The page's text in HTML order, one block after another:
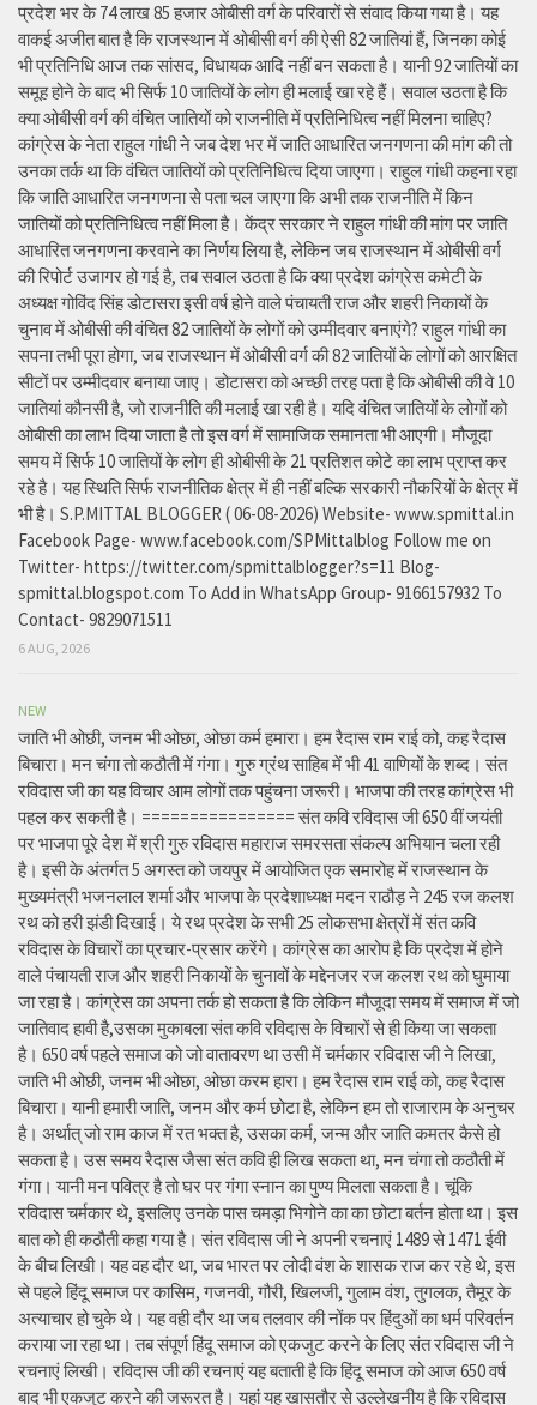
प्रदेश भर के 74 लाख 85 हजार ओबीसी वर्ग के परिवारों से संवाद किया गया है। यह
वाकई अजीत बात है कि राजस्थान में ओबीसी वर्ग की ऐसी 82 जातियां हैं, जिनका कोई
भी प्रतिनिधि आज तक सांसद, विधायक आदि नहीं बन सकता है। यानी 92 जातियों का
समूह होने के बाद भी सिर्फ 10 जातियों के लोग ही मलाई खा रहे हैं। सवाल उठता है कि
क्या ओबीसी वर्ग की वंचित जातियों को राजनीति में प्रतिनिधित्व नहीं मिलना चाहिए?
कांग्रेस के नेता राहुल गांधी ने जब देश भर में जाति आधारित जनगणना की मांग की तो
उनका तर्क था कि वंचित जातियों को प्रतिनिधित्व दिया जाएगा। राहुल गांधी कहना रहा
कि जाति आधारित जनगणना से पता चल जाएगा कि अभी तक राजनीति में किन
जातियों को प्रतिनिधित्व नहीं मिला है। केंद्र सरकार ने राहुल गांधी की मांग पर जाति
आधारित जनगणना करवाने का निर्णय लिया है, लेकिन जब राजस्थान में ओबीसी वर्ग
की रिपोर्ट उजागर हो गई है, तब सवाल उठता है कि क्या प्रदेश कांग्रेस कमेटी के
अध्यक्ष गोविंद सिंह डोटासरा इसी वर्ष होने वाले पंचायती राज और शहरी निकायों के
चुनाव में ओबीसी की वंचित 82 जातियों के लोगों को उम्मीदवार बनाएंगे? राहुल गांधी का
सपना तभी पूरा होगा, जब राजस्थान में ओबीसी वर्ग की 82 जातियों के लोगों को आरक्षित
सीटों पर उम्मीदवार बनाया जाए। डोटासरा को अच्छी तरह पता है कि ओबीसी की वे 10
जातियां कौनसी है, जो राजनीति की मलाई खा रही है। यदि वंचित जातियों के लोगों को
ओबीसी का लाभ दिया जाता है तो इस वर्ग में सामाजिक समानता भी आएगी। मौजूदा
समय में सिर्फ 10 जातियों के लोग ही ओबीसी के 21 प्रतिशत कोटे का लाभ प्राप्त कर
रहे है। यह स्थिति सिर्फ राजनीतिक क्षेत्र में ही नहीं बल्कि सरकारी नौकरियों के क्षेत्र में
भी है। S.P.MITTAL BLOGGER ( 06-08-2026) Website- www.spmittal.in
Facebook Page- www.facebook.com/SPMittalblog Follow me on
Twitter- https://twitter.com/spmittalblogger?s=11 Blog-
spmittal.blogspot.com To Add in WhatsApp Group- 9166157932 To
Contact- 9829071511
6 AUG, 2026
NEW
जाति भी ओछी, जनम भी ओछा, ओछा कर्म हमारा। हम रैदास राम राई को, कह रैदास
बिचारा। मन चंगा तो कठौती में गंगा। गुरु ग्रंथ साहिब में भी 41 वाणियों के शब्द। संत
रविदास जी का यह विचार आम लोगों तक पहुंचना जरूरी। भाजपा की तरह कांग्रेस भी
पहल कर सकती है। ================ संत कवि रविदास जी 650 वीं जयंती
पर भाजपा पूरे देश में श्री गुरु रविदास महाराज समरसता संकल्प अभियान चला रही
है। इसी के अंतर्गत 5 अगस्त को जयपुर में आयोजित एक समारोह में राजस्थान के
मुख्यमंत्री भजनलाल शर्मा और भाजपा के प्रदेशाध्यक्ष मदन राठौड़ ने 245 रज कलश
रथ को हरी झंडी दिखाई। ये रथ प्रदेश के सभी 25 लोकसभा क्षेत्रों में संत कवि
रविदास के विचारों का प्रचार-प्रसार करेंगे। कांग्रेस का आरोप है कि प्रदेश में होने
वाले पंचायती राज और शहरी निकायों के चुनावों के मद्देनजर रज कलश रथ को घुमाया
जा रहा है। कांग्रेस का अपना तर्क हो सकता है कि लेकिन मौजूदा समय में समाज में जो
जातिवाद हावी है,उसका मुकाबला संत कवि रविदास के विचारों से ही किया जा सकता
है। 650 वर्ष पहले समाज को जो वातावरण था उसी में चर्मकार रविदास जी ने लिखा,
जाति भी ओछी, जनम भी ओछा, ओछा करम हारा। हम रैदास राम राई को, कह रैदास
बिचारा। यानी हमारी जाति, जनम और कर्म छोटा है, लेकिन हम तो राजाराम के अनुचर
है। अर्थात् जो राम काज में रत भक्त है, उसका कर्म, जन्म और जाति कमतर कैसे हो
सकता है। उस समय रैदास जैसा संत कवि ही लिख सकता था, मन चंगा तो कठौती में
गंगा। यानी मन पवित्र है तो घर पर गंगा स्नान का पुण्य मिलता सकता है। चूंकि
रविदास चर्मकार थे, इसलिए उनके पास चमड़ा भिगोने का का छोटा बर्तन होता था। इस
बात को ही कठौती कहा गया है। संत रविदास जी ने अपनी रचनाएं 1489 से 1471 ईवी
के बीच लिखी। यह वह दौर था, जब भारत पर लोदी वंश के शासक राज कर रहे थे, इस
से पहले हिंदू समाज पर कासिम, गजनवी, गौरी, खिलजी, गुलाम वंश, तुगलक, तैमूर के
अत्याचार हो चुके थे। यह वही दौर था जब तलवार की नोंक पर हिंदुओं का धर्म परिवर्तन
कराया जा रहा था। तब संपूर्ण हिंदू समाज को एकजुट करने के लिए संत रविदास जी ने
रचनाएं लिखी। रविदास जी की रचनाएं यह बताती है कि हिंदू समाज को आज 650 वर्ष
बाद भी एकजुट करने की जरूरत है। यहां यह खासतौर से उल्लेखनीय है कि रविदास